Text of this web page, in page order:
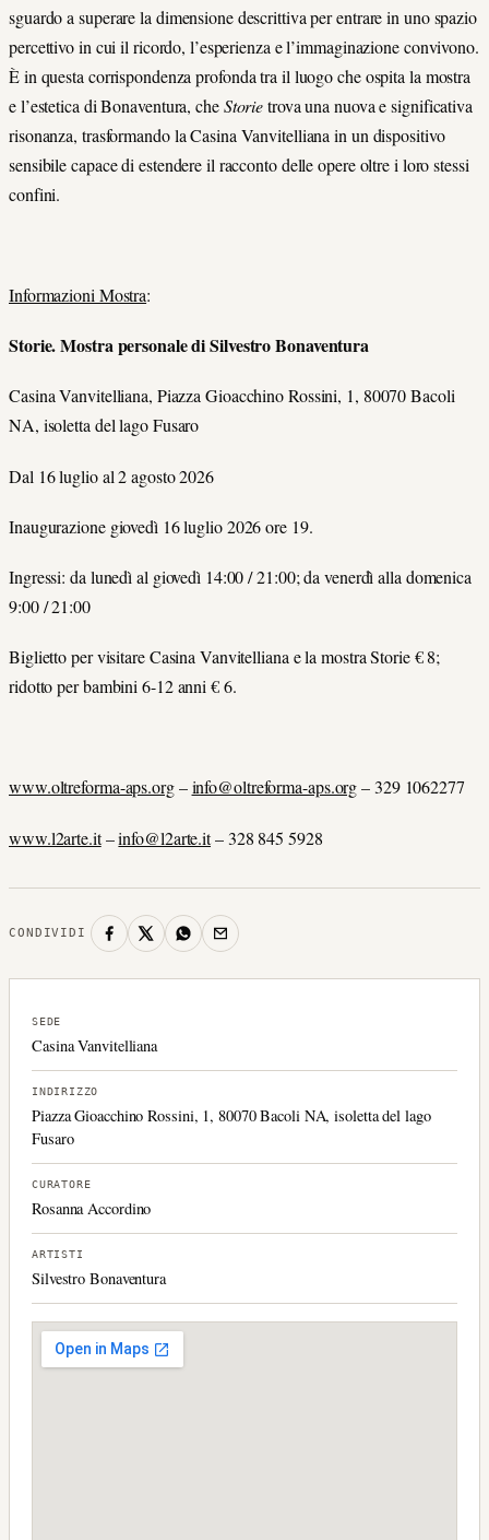
sguardo a superare la dimensione descrittiva per entrare in uno spazio
percettivo in cui il ricordo, l’esperienza e l’immaginazione convivono.
È in questa corrispondenza profonda tra il luogo che ospita la mostra
e l’estetica di Bonaventura, cheStorietrova una nuova e significativa
risonanza, trasformando la Casina Vanvitelliana in un dispositivo
sensibile capace di estendere il racconto delle opere oltre i loro stessi
confini.
Informazioni Mostra:
Storie. Mostra personale di Silvestro Bonaventura
Casina Vanvitelliana, Piazza Gioacchino Rossini, 1, 80070 Bacoli
NA, isoletta del lago Fusaro
Dal 16 luglio al 2 agosto 2026
Inaugurazione giovedì 16 luglio 2026 ore 19.
Ingressi: da lunedì al giovedì 14:00 / 21:00; da venerdì alla domenica
9:00 / 21:00
Biglietto per visitare Casina Vanvitelliana e la mostra Storie € 8;
ridotto per bambini 6-12 anni € 6.
www.oltreforma-aps.org–info@oltreforma-aps.org– 329 1062277
www.l2arte.it–info@l2arte.it– 328 845 5928
CONDIVIDI
SEDE
Casina Vanvitelliana
INDIRIZZO
Piazza Gioacchino Rossini, 1, 80070 Bacoli NA, isoletta del lago
Fusaro
CURATORE
Rosanna Accordino
ARTISTI
Silvestro Bonaventura